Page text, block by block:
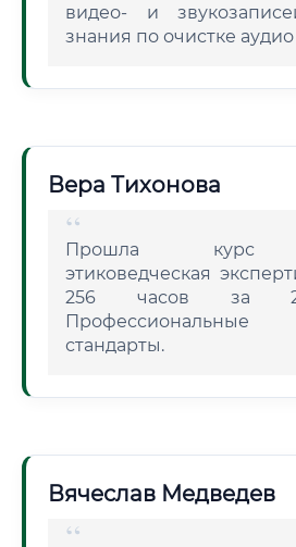
видео- и
знания по очистке
Вера Тихонова
Прошла курс
этиковедческая
256 часов за
стандарты.
Вячеслав Медведев